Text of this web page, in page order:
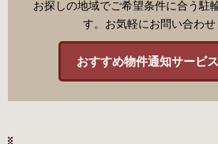
お探しの地域でご希望条件に合う駐
す。お気軽にお問い合わせ
おすすめ物件通知サービ